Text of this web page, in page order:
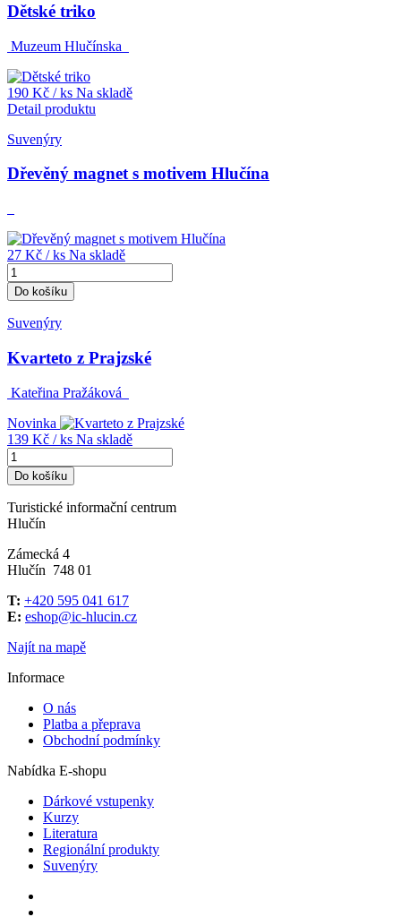
Dětské triko
Muzeum Hlučínska
190 Kč / ks Na skladě
Detail produktu
Suvenýry
Dřevěný magnet s motivem Hlučína
27 Kč / ks Na skladě
Do košíku
Suvenýry
Kvarteto z Prajzské
Kateřina Pražáková
Novinka
139 Kč / ks Na skladě
Do košíku
Turistické informační centrum
Hlučín
Zámecká 4
Hlučín 748 01
T: +420 595 041 617
E: eshop@ic-hlucin.cz
Najít na mapě
Informace
O nás
Platba a přeprava
Obchodní podmínky
Nabídka E-shopu
Dárkové vstupenky
Kurzy
Literatura
Regionální produkty
Suvenýry